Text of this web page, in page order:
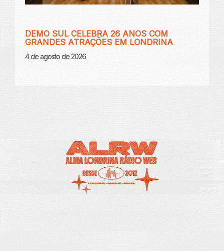
DEMO SUL CELEBRA 26 ANOS COM
GRANDES ATRAÇÕES EM LONDRINA
4 de agosto de 2026